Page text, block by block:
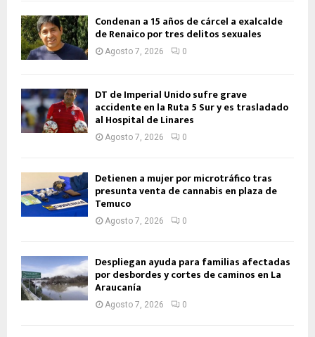
Condenan a 15 años de cárcel a exalcalde
de Renaico por tres delitos sexuales
Agosto 7, 2026 0
DT de Imperial Unido sufre grave
accidente en la Ruta 5 Sur y es trasladado
al Hospital de Linares
Agosto 7, 2026 0
Detienen a mujer por microtráfico tras
presunta venta de cannabis en plaza de
Temuco
Agosto 7, 2026 0
Despliegan ayuda para familias afectadas
por desbordes y cortes de caminos en La
Araucanía
Agosto 7, 2026 0